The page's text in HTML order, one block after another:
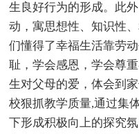
生良好行为的形成。此
动，寓思想性、知识性
们懂得了幸福生活靠劳
耻，学会感恩，学会尊
生对父母的爱，体会到
校狠抓教学质量,通过集
下形成积极向上的探究